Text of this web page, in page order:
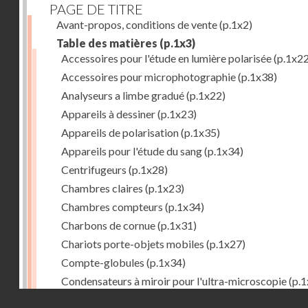
PAGE DE TITRE
Avant-propos, conditions de vente(p.1x2)
Table des matières (p.1x3)
Accessoires pour l'étude en lumière polarisée
Accessoires pour microphotographie(p.1x38)
Analyseurs a limbe gradué(p.1x22)
Appareils à dessiner(p.1x23)
Appareils de polarisation(p.1x35)
Appareils pour l'étude du sang(p.1x34)
Centrifugeurs (p.1x28)
Chambres claires (p.1x23)
Chambres compteurs (p.1x34)
Charbons de cornue(p.1x31)
Chariots porte-objets mobiles (p.1x27)
Compte-globules (p.1x34)
Condensateurs à miroir pour l'ultra-microscopie